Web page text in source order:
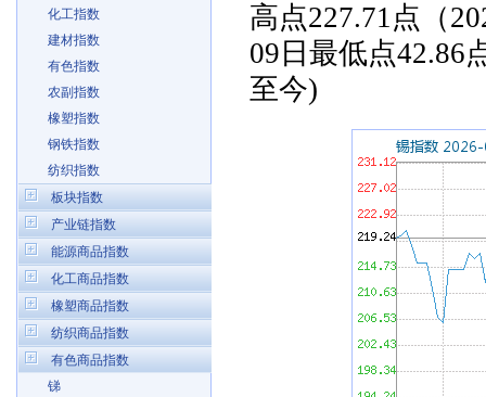
化工指数
建材指数
有色指数
农副指数
橡塑指数
钢铁指数
纺织指数
板块指数
产业链指数
能源商品指数
化工商品指数
橡塑商品指数
纺织商品指数
有色商品指数
锑
高点227.71点（
09日最低点42.86
至今)